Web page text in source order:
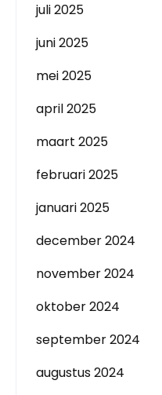
juli 2025
juni 2025
mei 2025
april 2025
maart 2025
februari 2025
januari 2025
december 2024
november 2024
oktober 2024
september 2024
augustus 2024